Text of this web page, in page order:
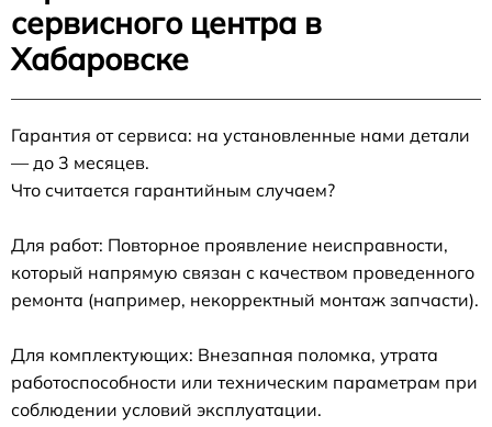
сервисного центра в
Хабаровске
Гарантия от сервиса: на установленные нами детали
— до 3 месяцев.
Что считается гарантийным случаем?
Для работ: Повторное проявление неисправности,
который напрямую связан с качеством проведенного
ремонта (например, некорректный монтаж запчасти).
Для комплектующих: Внезапная поломка, утрата
работоспособности или техническим параметрам при
соблюдении условий эксплуатации.